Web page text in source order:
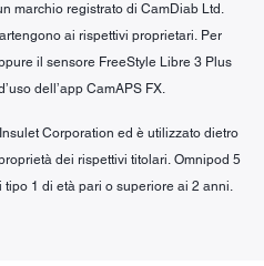
marchio registrato di CamDiab Ltd.
ai rispettivi proprietari. Per
il sensore FreeStyle Libre 3 Plus
dell’app CamAPS FX.
Corporation ed è utilizzato dietro
dei rispettivi titolari. Omnipod 5
1 di età pari o superiore ai 2 anni.